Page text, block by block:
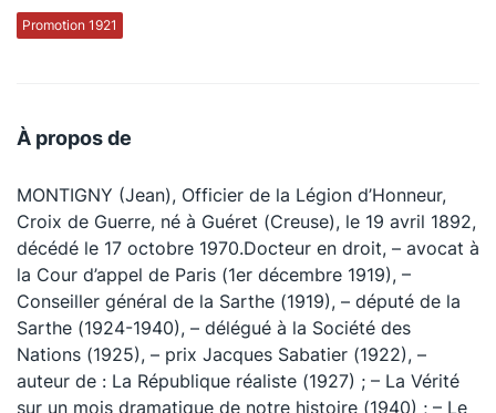
Promotion 1921
À propos de
MONTIGNY (Jean), Officier de la Légion d’Honneur,
Croix de Guerre, né à Guéret (Creuse), le 19 avril 1892,
décédé le 17 octobre 1970.Docteur en droit, – avocat à
la Cour d’appel de Paris (1er décembre 1919), –
Conseiller général de la Sarthe (1919), – député de la
Sarthe (1924-1940), – délégué à la Société des
Nations (1925), – prix Jacques Sabatier (1922), –
auteur de : La République réaliste (1927) ; – La Vérité
sur un mois dramatique de notre histoire (1940) ; – Le
La Conférence
La Conférence
Le Concours de la Conférence
La Conférence Berryer
La Petite Conférence